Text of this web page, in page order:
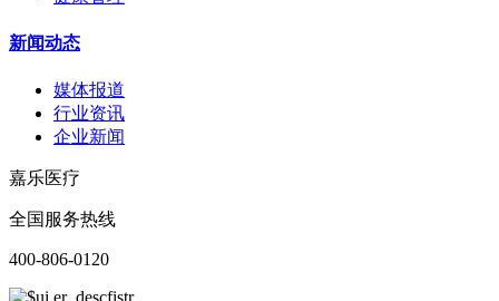
新闻动态
媒体报道
行业资讯
企业新闻
嘉乐医疗
全国服务热线
400-806-0120